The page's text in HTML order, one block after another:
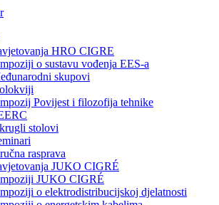
HRO CIGRE
o sustavu vođenja EES-a
skupovi
Povijest i filozofija tehnike
stolovi
rasprava​
JUKO CIGRÉ
JUKO CIGRÉ
o elektrodistribucijskoj djelatnosti